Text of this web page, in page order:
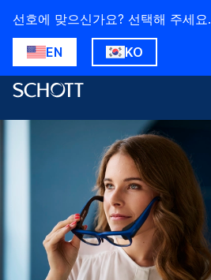
선호에 맞으신가요? 선택해 주세요.
EN KO